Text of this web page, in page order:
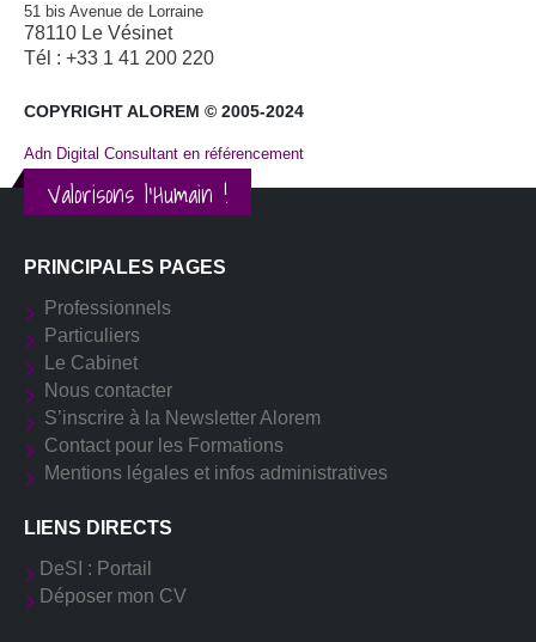
51 bis Avenue de Lorraine
78110 Le Vésinet
Tél : +33 1 41 200 220
COPYRIGHT ALOREM © 2005-2024
Adn Digital Consultant en référencement
Valorisons l'Humain !
PRINCIPALES PAGES
Professionnels
Particuliers
Le Cabinet
Nous contacter
S’inscrire à la Newsletter Alorem
Contact pour les Formations
Mentions légales et infos administratives
LIENS DIRECTS
DeSI : Portail
Déposer mon CV